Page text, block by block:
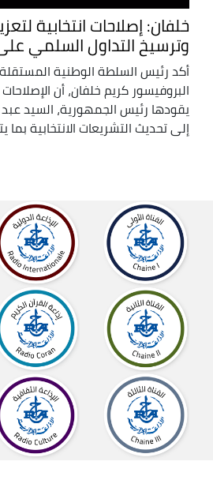
خلفان: إصلاحات انتخابية
وترسيخ التداول السلمي
أكد رئيس السلطة الوطنية المستقلة
البروفيسور كريم خلفان، أن الإصلاحات
يقودها رئيس الجمهورية، السيد عبد
إلى تحديث التشريعات الانتخابية بما